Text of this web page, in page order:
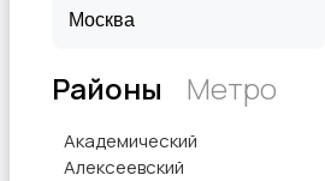
Районы Метро
Академический
Алексеевский